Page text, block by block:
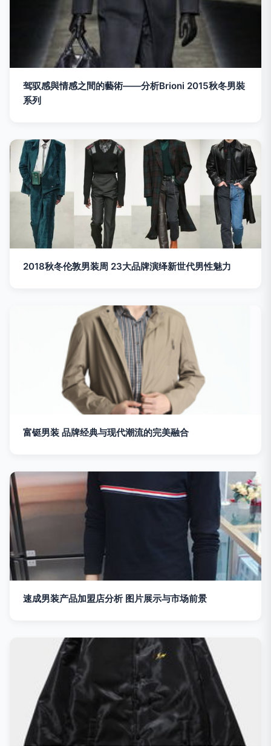
驾驭感與情感之間的藝術——分析Brioni 2015秋冬男裝
系列
2018秋冬伦敦男装周 23大品牌演绎新世代男性魅力
富铤男装 品牌经典与现代潮流的完美融合
速成男装产品加盟店分析 图片展示与市场前景